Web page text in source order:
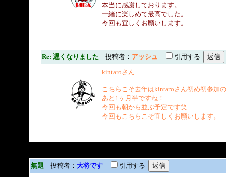
本当に感謝しております。
一緒に楽しめて最高でした。
今回も宜しくお願いします。
Re: 遅くなりました 投稿者： アッシュ
引用する
kintaroさん
こちらこそ去年はkintaroさん初め初参加
あと1ヶ月半ですね！
今回も朝から並ぶ予定です笑
今回もこちらこそ宜しくお願いします。
無題 投稿者： 大将です 引用する